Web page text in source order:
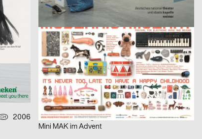
D Renate Wacker
2006
Friedrich Schiller: Wallenstein
A
2006
Wolfgang Schoeck CH
2007
Menschenrechte und Kinder
Martin Jahnecke, Friederike Kühne, Bastian Renner, Jana Steffen D
2007
Opferpopp
CH
2006
Perndl + Co Design A
2007
Mini MAK im Advent